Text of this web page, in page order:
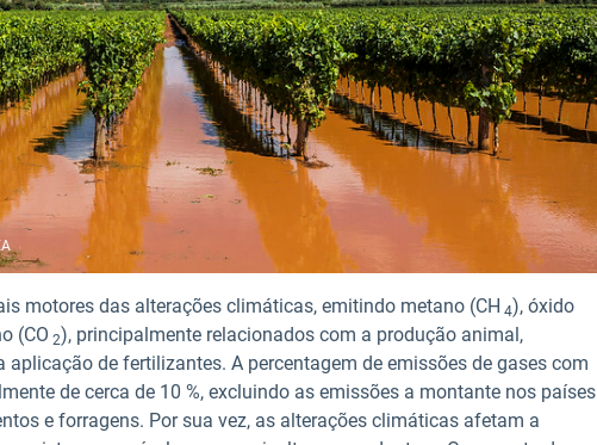
motores das alterações climáticas, emitindo metano (CH 4), óxido
(CO 2), principalmente relacionados com a produção animal,
aplicação de fertilizantes. A percentagem de emissões de gases com
de cerca de 10 %, excluindo as emissões a montante nos países
e forragens. Por sua vez, as alterações climáticas afetam a